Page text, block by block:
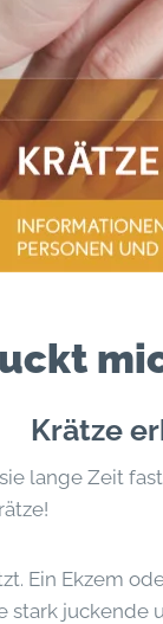
Krätze
lange Zeit
Ein Ekzem
stark juckende